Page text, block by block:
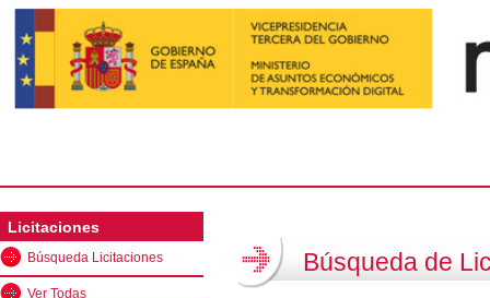
Licitaciones
Búsqueda Licitaciones
Ver Todas
Búsqueda de